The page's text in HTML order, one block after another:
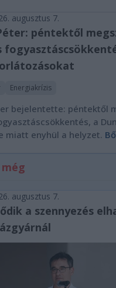
augusztus 7.
péntektől
Energiakrízis
bejelentette: péntektől
a
miatt enyhül a helyzet.
augusztus 7.
a szennyezés